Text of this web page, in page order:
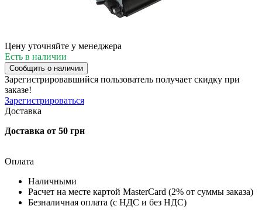
Цену уточняйте у менеджера
Есть в наличии
Сообщить о наличии
Зарегистрировавшийся пользователь получает скидку при
заказе!
Зарегистрироваться
Доставка
Доставка от 50 грн
Оплата
Наличными
Расчет на месте картой MasterCard (2% от суммы заказа)
Безналичная оплата (с НДС и без НДС)